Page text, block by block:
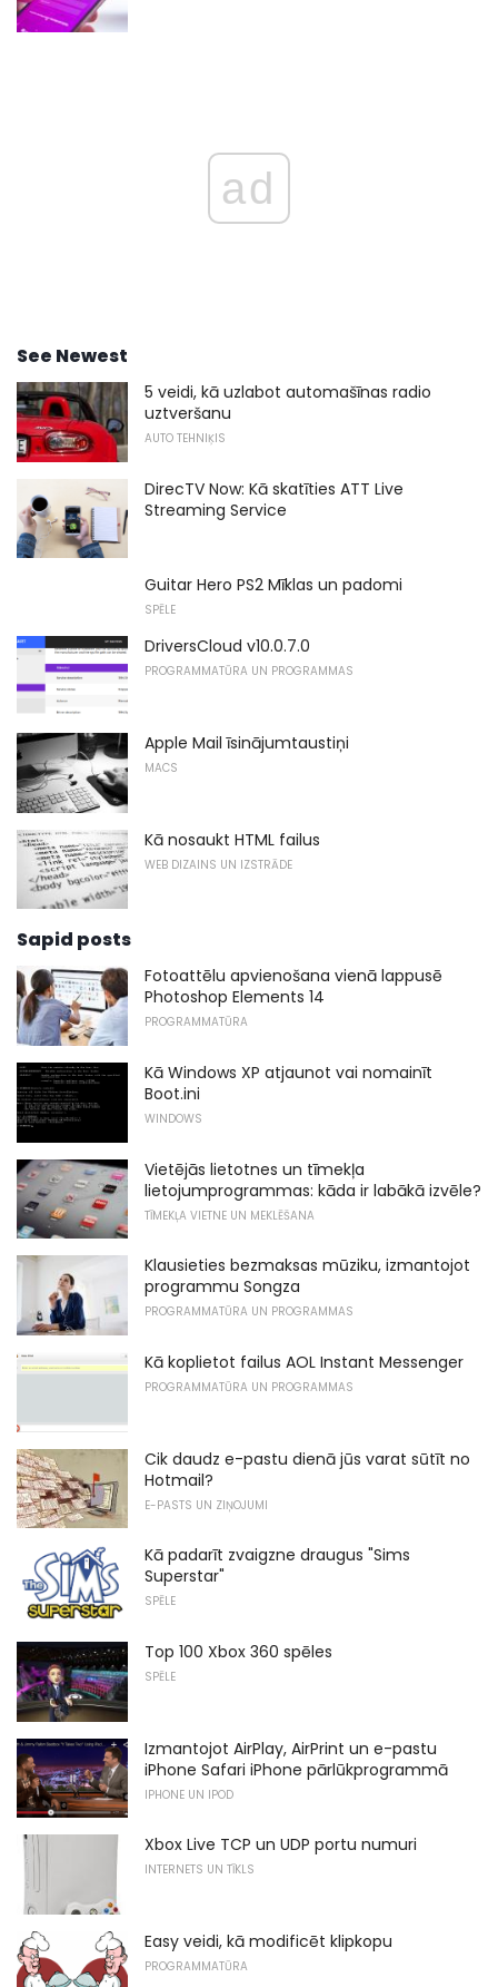
ad
See Newest
5 veidi, kā uzlabot automašīnas radio
uztveršanu
AUTO TEHNIĶIS
DirecTV Now: Kā skatīties ATT Live
Streaming Service
Guitar Hero PS2 Mīklas un padomi
SPĒLE
DriversCloud v10.0.7.0
PROGRAMMATŪRA UN PROGRAMMAS
Apple Mail īsinājumtaustiņi
MACS
Kā nosaukt HTML failus
WEB DIZAINS UN IZSTRĀDE
Sapid posts
Fotoattēlu apvienošana vienā lappusē
Photoshop Elements 14
PROGRAMMATŪRA
Kā Windows XP atjaunot vai nomainīt
Boot.ini
WINDOWS
Vietējās lietotnes un tīmekļa
lietojumprogrammas: kāda ir labākā izvēle?
TĪMEKĻA VIETNE UN MEKLĒŠANA
Klausieties bezmaksas mūziku, izmantojot
programmu Songza
PROGRAMMATŪRA UN PROGRAMMAS
Kā koplietot failus AOL Instant Messenger
PROGRAMMATŪRA UN PROGRAMMAS
Cik daudz e-pastu dienā jūs varat sūtīt no
Hotmail?
E-PASTS UN ZIŅOJUMI
Kā padarīt zvaigzne draugus "Sims
Superstar"
SPĒLE
Top 100 Xbox 360 spēles
SPĒLE
Izmantojot AirPlay, AirPrint un e-pastu
iPhone Safari iPhone pārlūkprogrammā
IPHONE UN IPOD
Xbox Live TCP un UDP portu numuri
INTERNETS UN TĪKLS
Easy veidi, kā modificēt klipkopu
PROGRAMMATŪRA